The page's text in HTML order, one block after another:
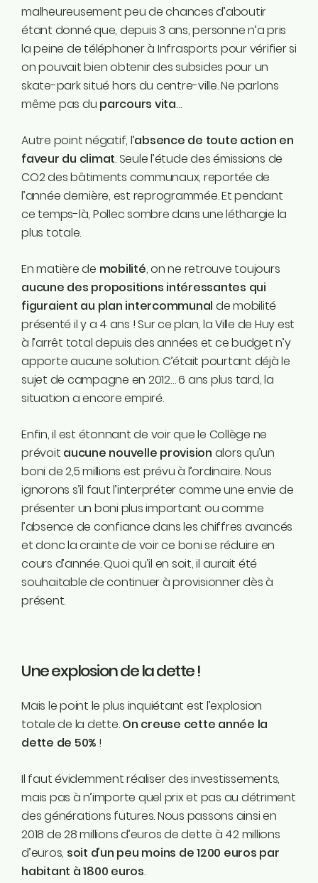
malheureusement peu de chances d’aboutir
étant donné que, depuis 3 ans, personne n’a pris
la peine de téléphoner à Infrasports pour vérifier si
on pouvait bien obtenir des subsides pour un
skate-park situé hors du centre-ville. Ne parlons
même pas du parcours vita…
Autre point négatif, l’absence de toute action en
faveur du climat. Seule l’étude des émissions de
CO2 des bâtiments communaux, reportée de
l’année dernière, est reprogrammée. Et pendant
ce temps-là, Pollec sombre dans une léthargie la
plus totale.
En matière de mobilité, on ne retrouve toujours
aucune des propositions intéressantes qui
figuraient au plan intercommunal de mobilité
présenté il y a 4 ans ! Sur ce plan, la Ville de Huy est
à l’arrêt total depuis des années et ce budget n’y
apporte aucune solution. C’était pourtant déjà le
sujet de campagne en 2012… 6 ans plus tard, la
situation a encore empiré.
Enfin, il est étonnant de voir que le Collège ne
prévoit aucune nouvelle provision alors qu’un
boni de 2,5 millions est prévu à l’ordinaire. Nous
ignorons s’il faut l’interpréter comme une envie de
présenter un boni plus important ou comme
l’absence de confiance dans les chiffres avancés
et donc la crainte de voir ce boni se réduire en
cours d’année. Quoi qu’il en soit, il aurait été
souhaitable de continuer à provisionner dès à
présent.
Une explosion de la dette !
Mais le point le plus inquiétant est l’explosion
totale de la dette.On creuse cette année la
dette de 50% !
Il faut évidemment réaliser des investissements,
mais pas à n’importe quel prix et pas au détriment
des générations futures. Nous passons ainsi en
2018 de 28 millions d’euros de dette à 42 millions
d’euros, soit d’un peu moins de 1200 euros par
habitant à 1800 euros.